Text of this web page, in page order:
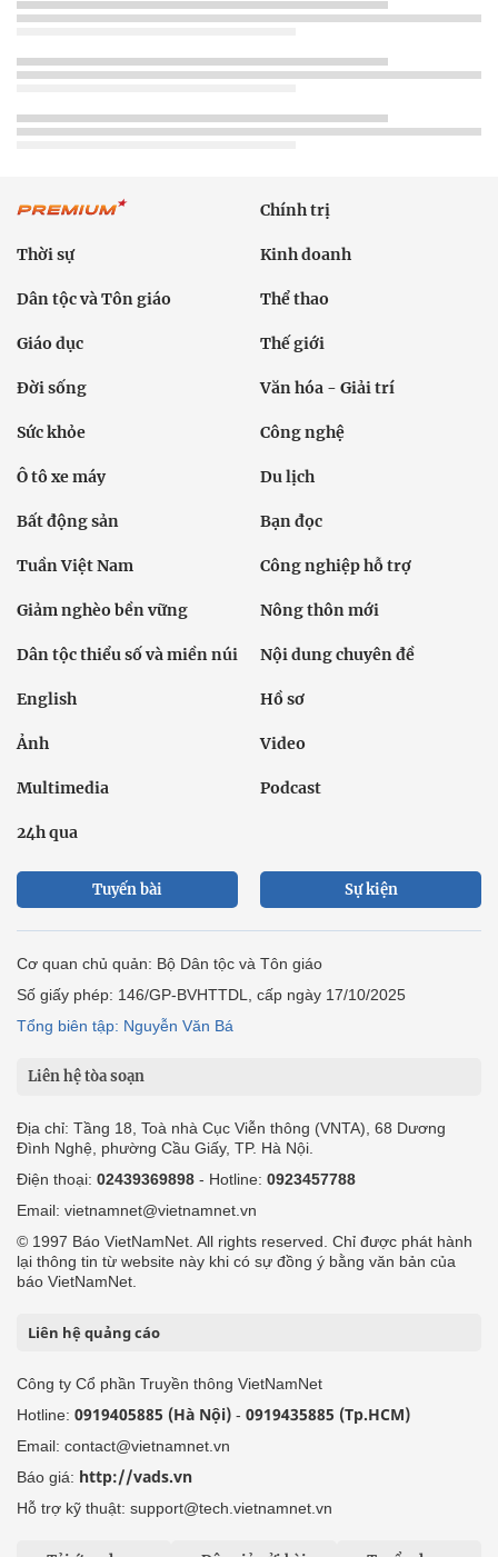
Chính trị
Thời sự Kinh doanh
Dân tộc và Tôn giáo Thể thao
Giáo dục Thế giới
Đời sống Văn hóa - Giải trí
Sức khỏe Công nghệ
Ô tô xe máy Du lịch
Bất động sản Bạn đọc
Tuần Việt Nam Công nghiệp hỗ trợ
Giảm nghèo bền vững Nông thôn mới
Dân tộc thiểu số và miền núi Nội dung chuyên đề
English Hồ sơ
Ảnh Video
Multimedia Podcast
24h qua
Tuyến bài Sự kiện
Cơ quan chủ quản: Bộ Dân tộc và Tôn giáo
Số giấy phép: 146/GP-BVHTTDL, cấp ngày 17/10/2025
Tổng biên tập: Nguyễn Văn Bá
Liên hệ tòa soạn
Địa chỉ: Tầng 18, Toà nhà Cục Viễn thông (VNTA), 68 Dương
Đình Nghệ, phường Cầu Giấy, TP. Hà Nội.
Điện thoại: 02439369898 - Hotline: 0923457788
Email: vietnamnet@vietnamnet.vn
© 1997 Báo VietNamNet. All rights reserved. Chỉ được phát hành
lại thông tin từ website này khi có sự đồng ý bằng văn bản của
báo VietNamNet.
Liên hệ quảng cáo
Công ty Cổ phần Truyền thông VietNamNet
Hotline: 0919405885 (Hà Nội) - 0919435885 (Tp.HCM)
Email: contact@vietnamnet.vn
Báo giá: http://vads.vn
Hỗ trợ kỹ thuật: support@tech.vietnamnet.vn